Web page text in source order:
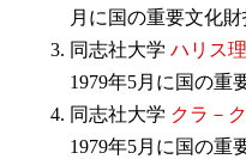
月に国の重要文化財
同志社大学 ハリス
1979年5月に国の重
同志社大学 クラ－
1979年5月に国の重